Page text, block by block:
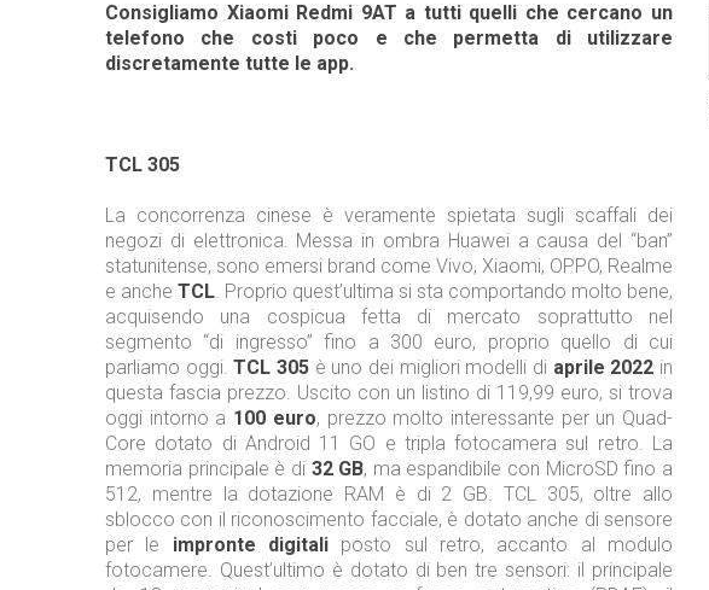
Consigliamo Xiaomi Redmi 9AT a tutti quelli che cercano un
telefono che costi poco e che permetta di utilizzare
discretamente tutte le app.
TCL 305
La concorrenza cinese è veramente spietata sugli scaffali dei
negozi di elettronica. Messa in ombra Huawei a causa del “ban”
statunitense, sono emersi brand come Vivo, Xiaomi, OPPO, Realme
e anche TCL. Proprio quest’ultima si sta comportando molto bene,
acquisendo una cospicua fetta di mercato soprattutto nel
segmento “di ingresso” fino a 300 euro, proprio quello di cui
parliamo oggi.TCL 305 è uno dei migliori modelli di aprile 2022 in
questa fascia prezzo. Uscito con un listino di 119,99 euro, si trova
oggi intorno a 100 euro, prezzo molto interessante per un Quad-
Core dotato di Android 11 GO e tripla fotocamera sul retro. La
memoria principale è di 32 GB, ma espandibile con MicroSD fino a
512, mentre la dotazione RAM è di 2 GB. TCL 305, oltre allo
sblocco con il riconoscimento facciale, è dotato anche di sensore
per le impronte digitali posto sul retro, accanto al modulo
fotocamere. Quest’ultimo è dotato di ben tre sensori: il principale